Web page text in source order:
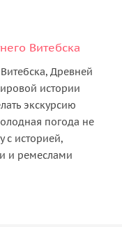
Витебска
Древней
истории
экскурсию
погода не
с историей,
и ремеслами